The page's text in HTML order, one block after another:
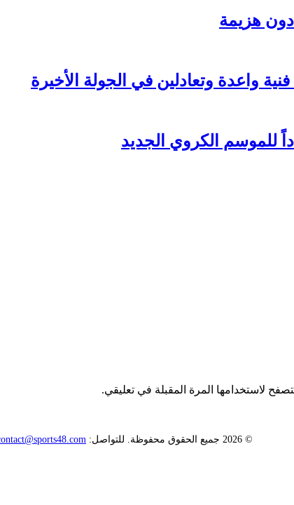
هزيمة
واعدة وتعادلين في الجولة الأخيرة
للموسم الكروي الجديد
لاستخدامها المرة المقبلة في تعليقي.
© 2026 جميع الحقوق محفوظة. للتواصل: